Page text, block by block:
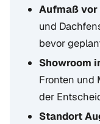
Aufmaß vor
und
bevor
Showroom
Fronten und
der
Standort